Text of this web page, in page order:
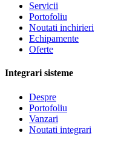
Servicii
Portofoliu
Noutati inchirieri
Echipamente
Oferte
Integrari sisteme
Despre
Portofoliu
Vanzari
Noutati integrari